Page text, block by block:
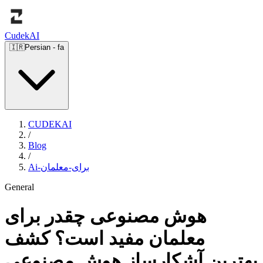
CudekAI
🇮🇷Persian - fa
CUDEKAI
/
Blog
/
Ai-برای-معلمان
General
هوش مصنوعی چقدر برای
معلمان مفید است؟ کشف